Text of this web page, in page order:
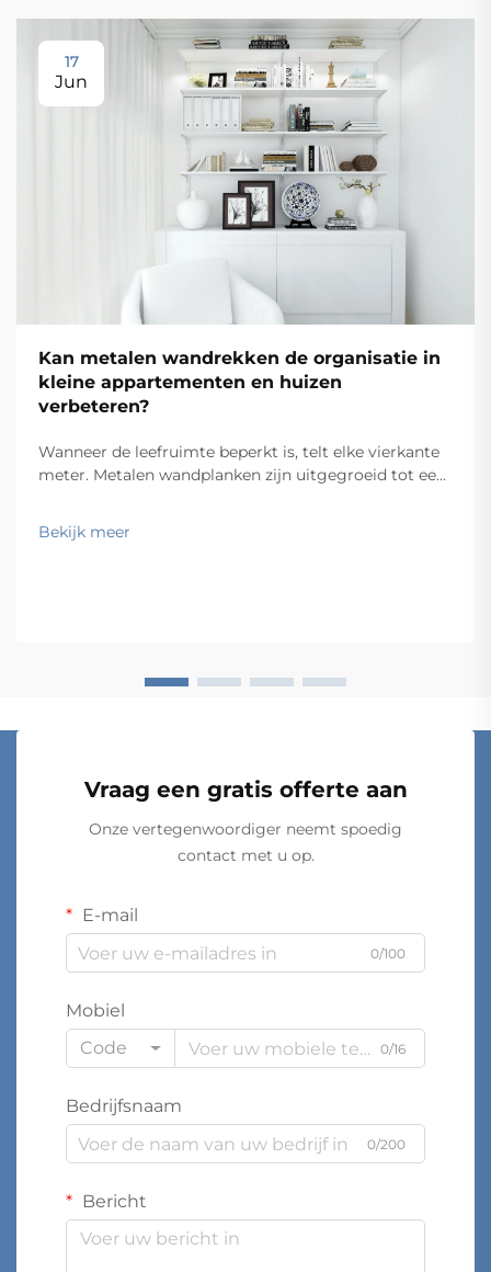
17
Jun
Kan metalen wandrekken de organisatie in
kleine appartementen en huizen
verbeteren?
Wanneer de leefruimte beperkt is, telt elke vierkante
meter. Metalen wandplanken zijn uitgegroeid tot een
voor eigenaars en huurders van appartementen die
vloerruimte willen terugwinnen zonder
Bekijk meer
Vraag een gratis offerte aan
Onze vertegenwoordiger neemt spoedig
contact met u op.
E-mail
0/100
Mobiel
Code
0/16
Bedrijfsnaam
0/200
Bericht